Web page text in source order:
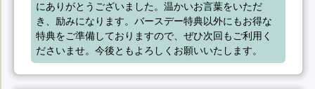
にありがとうございました。温かいお言葉をいただ
き、励みになります。バースデー特典以外にもお得な
特典をご準備しておりますので、ぜひ次回もご利用く
ださいませ。今後ともよろしくお願いいたします。